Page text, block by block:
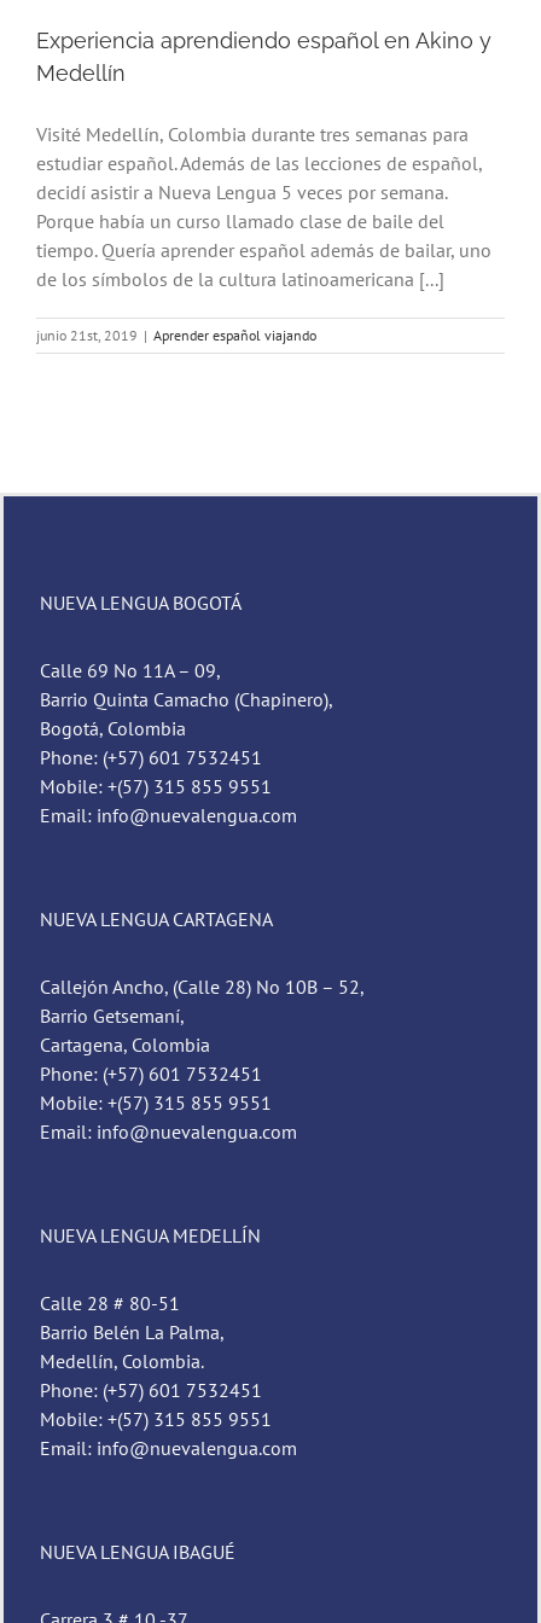
Experiencia aprendiendo español en Akino y
Medellín
Visité Medellín, Colombia durante tres semanas para
estudiar español. Además de las lecciones de español,
decidí asistir a Nueva Lengua 5 veces por semana.
Porque había un curso llamado clase de baile del
tiempo. Quería aprender español además de bailar, uno
de los símbolos de la cultura latinoamericana [...]
junio 21st, 2019 | Aprender español viajando
NUEVA LENGUA BOGOTÁ
Calle 69 No 11A – 09,
Barrio Quinta Camacho (Chapinero),
Bogotá, Colombia
Phone: (+57) 601 7532451
Mobile: +(57) 315 855 9551
Email: info@nuevalengua.com
NUEVA LENGUA CARTAGENA
Callejón Ancho, (Calle 28) No 10B – 52,
Barrio Getsemaní,
Cartagena, Colombia
Phone: (+57) 601 7532451
Mobile: +(57) 315 855 9551
Email: info@nuevalengua.com
NUEVA LENGUA MEDELLÍN
Calle 28 # 80-51
Barrio Belén La Palma,
Medellín, Colombia.
Phone: (+57) 601 7532451
Mobile: +(57) 315 855 9551
Email: info@nuevalengua.com
NUEVA LENGUA IBAGUÉ